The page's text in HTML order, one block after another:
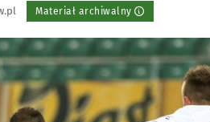
Materiał archiwalny